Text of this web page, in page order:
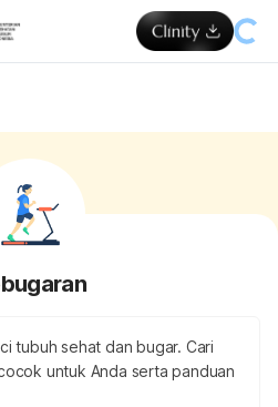
tubuh sehat dan bugar. Cari
untuk Anda serta panduan